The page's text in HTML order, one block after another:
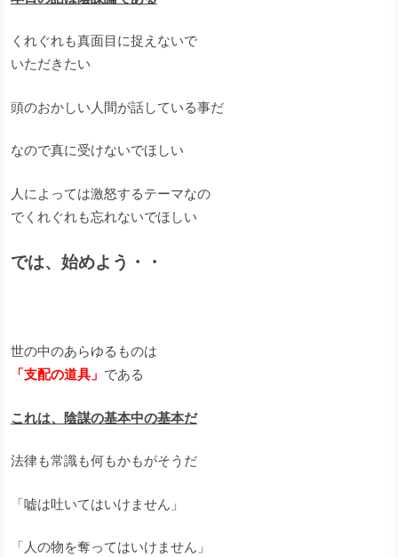
くれぐれも真面目に捉えないで
いただきたい
頭のおかしい人間が話している事だ
なので真に受けないでほしい
人によっては激怒するテーマなの
でくれぐれも忘れないでほしい
では、始めよう・・
世の中のあらゆるものは
「支配の道具」 である
これは、陰謀の基本中の基本だ
法律も常識も何もかもがそうだ
「嘘は吐いてはいけません」
「人の物を奪ってはいけません」